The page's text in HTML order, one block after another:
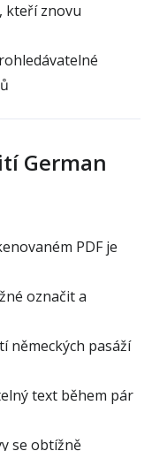
kteří znovu
German
PDF je
označit a
německých pasáží
text během pár
se obtížně